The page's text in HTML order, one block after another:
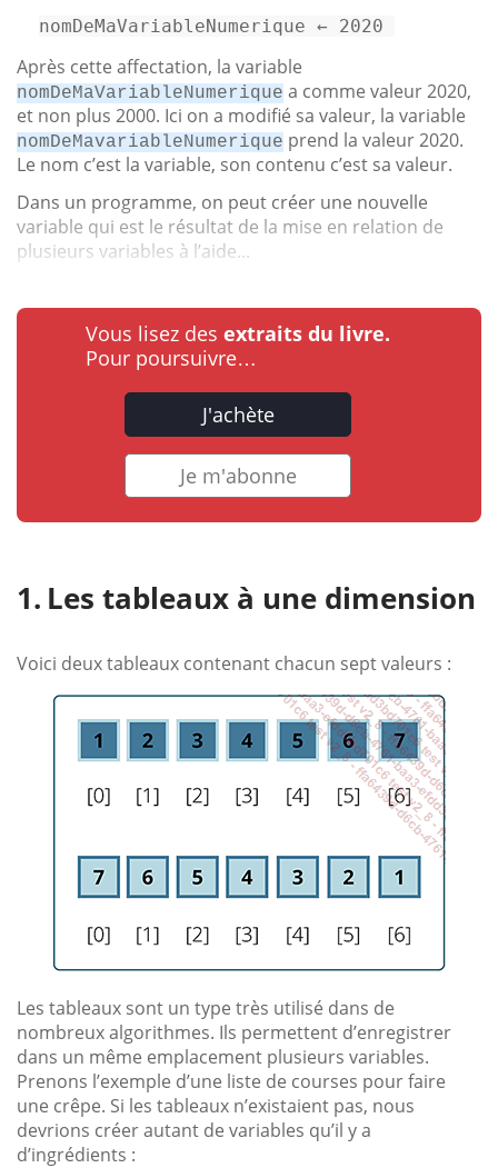
nomDeMaVariableNumerique ← 2020
Après cette affectation, la variable
nomDeMaVariableNumerique a comme valeur 2020,
et non plus 2000. Ici on a modifié sa valeur, la variable
nomDeMavariableNumerique prend la valeur 2020.
Le nom c’est la variable, son contenu c’est sa valeur.
Dans un programme, on peut créer une nouvelle
variable qui est le résultat de la mise en relation de
plusieurs variables à l’aide...
Vous lisez des extraits du livre.
Pour poursuivre…
J'achète
Je m'abonne
Les tableaux à une dimension
Voici deux tableaux contenant chacun sept valeurs :
Les tableaux sont un type très utilisé dans de
nombreux algorithmes. Ils permettent d’enregistrer
dans un même emplacement plusieurs variables.
Prenons l’exemple d’une liste de courses pour faire
une crêpe. Si les tableaux n’existaient pas, nous
devrions créer autant de variables qu’il y a
d’ingrédients :